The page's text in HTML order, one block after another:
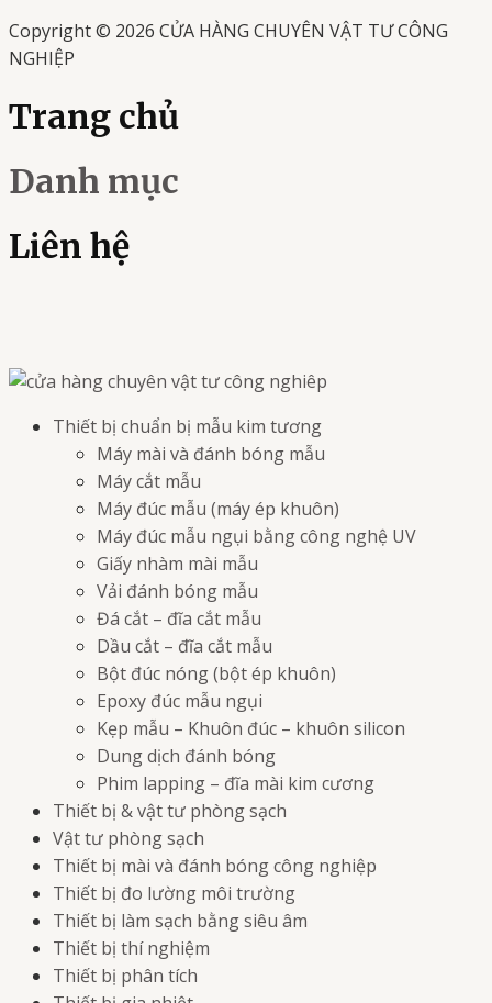
Copyright © 2026 CỬA HÀNG CHUYÊN VẬT TƯ CÔNG
NGHIỆP
Trang chủ
Danh mục
Liên hệ
Thiết bị chuẩn bị mẫu kim tương
Máy mài và đánh bóng mẫu
Máy cắt mẫu
Máy đúc mẫu (máy ép khuôn)
Máy đúc mẫu ngụi bằng công nghệ UV
Giấy nhàm mài mẫu
Vải đánh bóng mẫu
Đá cắt – đĩa cắt mẫu
Dầu cắt – đĩa cắt mẫu
Bột đúc nóng (bột ép khuôn)
Epoxy đúc mẫu ngụi
Kẹp mẫu – Khuôn đúc – khuôn silicon
Dung dịch đánh bóng
Phim lapping – đĩa mài kim cương
Thiết bị & vật tư phòng sạch
Vật tư phòng sạch
Thiết bị mài và đánh bóng công nghiệp
Thiết bị đo lường môi trường
Thiết bị làm sạch bằng siêu âm
Thiết bị thí nghiệm
Thiết bị phân tích